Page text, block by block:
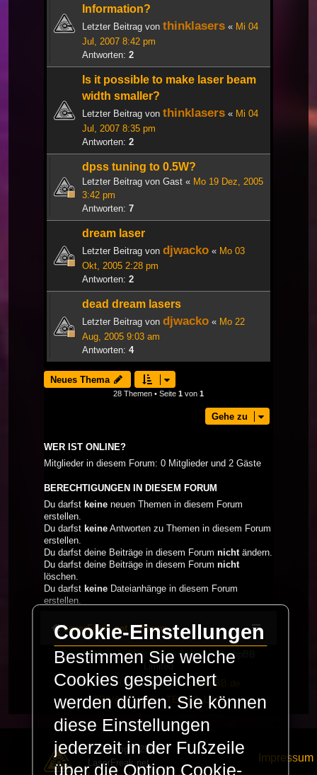
Information?
Letzter Beitrag von thinklasers « Mi 04
Jul, 2007 8:42 pm
Antworten: 2
Is it possible to make laser beam
width smaller?
Letzter Beitrag von thinklasers « Mi 04
Jul, 2007 8:35 pm
Antworten: 2
dpss tuning to 0.5W?
Letzter Beitrag von Gast « Mo 19 Dez, 2005
3:42 pm
Antworten: 7
dream laser
Letzter Beitrag von djwacko « Mo 03
Okt, 2005 2:28 pm
Antworten: 2
dead dream lasers
Letzter Beitrag von djwacko « Mo 22
Aug, 2005 9:03 am
Antworten: 4
Neues Thema
28 Themen • Seite 1 von 1
Gehe zu
WER IST ONLINE?
Mitglieder in diesem Forum: 0 Mitglieder und 2 Gäste
BERECHTIGUNGEN IN DIESEM FORUM
Du darfst keine neuen Themen in diesem Forum
erstellen.
Du darfst keine Antworten zu Themen in diesem Forum
erstellen.
Du darfst deine Beiträge in diesem Forum nicht ändern.
Du darfst deine Beiträge in diesem Forum nicht
löschen.
Du darfst keine Dateianhänge in diesem Forum
erstellen.
LaserFreak.net Forum
Powered byphpBB® Forum Software © phpBB
Limited
Deutsche Übersetzung durchphpBB.de
PRIVACY_LINK|TERMS_LINK
© Copyright 2025 -
LaserFreak.net
Impressum
Cookie-Einstellungen
Bestimmen Sie welche
Cookies gespeichert
werden dürfen. Sie können
diese Einstellungen
jederzeit in der Fußzeile
über die Option Cookie-